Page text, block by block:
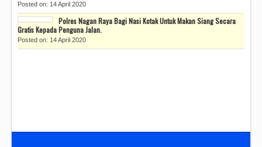
Posted on: 14 April 2020
Polres Nagan Raya Bagi Nasi Kotak Untuk Makan Siang Secara
Gratis Kepada Penguna Jalan.
Posted on: 14 April 2020